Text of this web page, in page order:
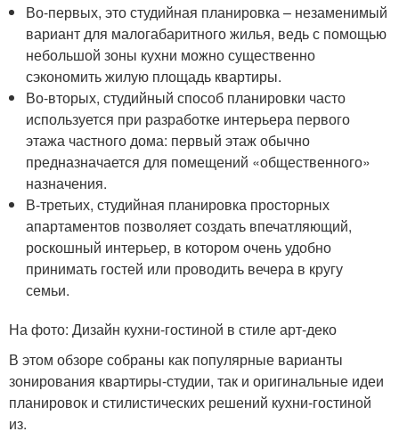
Во-первых, это студийная планировка – незаменимый
вариант для малогабаритного жилья, ведь с помощью
небольшой зоны кухни можно существенно
сэкономить жилую площадь квартиры.
Во-вторых, студийный способ планировки часто
используется при разработке интерьера первого
этажа частного дома: первый этаж обычно
предназначается для помещений «общественного»
назначения.
В-третьих, студийная планировка просторных
апартаментов позволяет создать впечатляющий,
роскошный интерьер, в котором очень удобно
принимать гостей или проводить вечера в кругу
семьи.
На фото: Дизайн кухни-гостиной в стиле арт-деко
В этом обзоре собраны как популярные варианты
зонирования квартиры-студии, так и оригинальные идеи
планировок и стилистических решений кухни-гостиной
из.